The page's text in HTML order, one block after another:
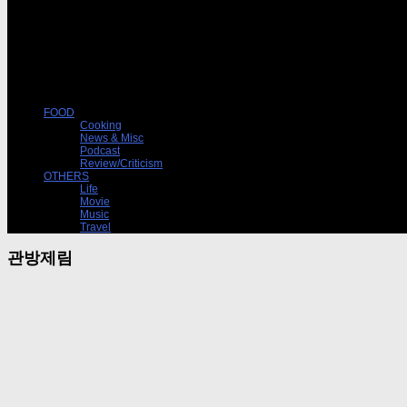
FOOD
Cooking
News & Misc
Podcast
Review/Criticism
OTHERS
Life
Movie
Music
Travel
관방제림